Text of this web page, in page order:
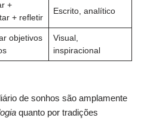
+
+ refletir
Escrito, analítico
objetivos
Visual,
inspiracional
de sonhos são amplamente
quanto por tradições